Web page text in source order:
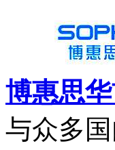
博惠思
与众多